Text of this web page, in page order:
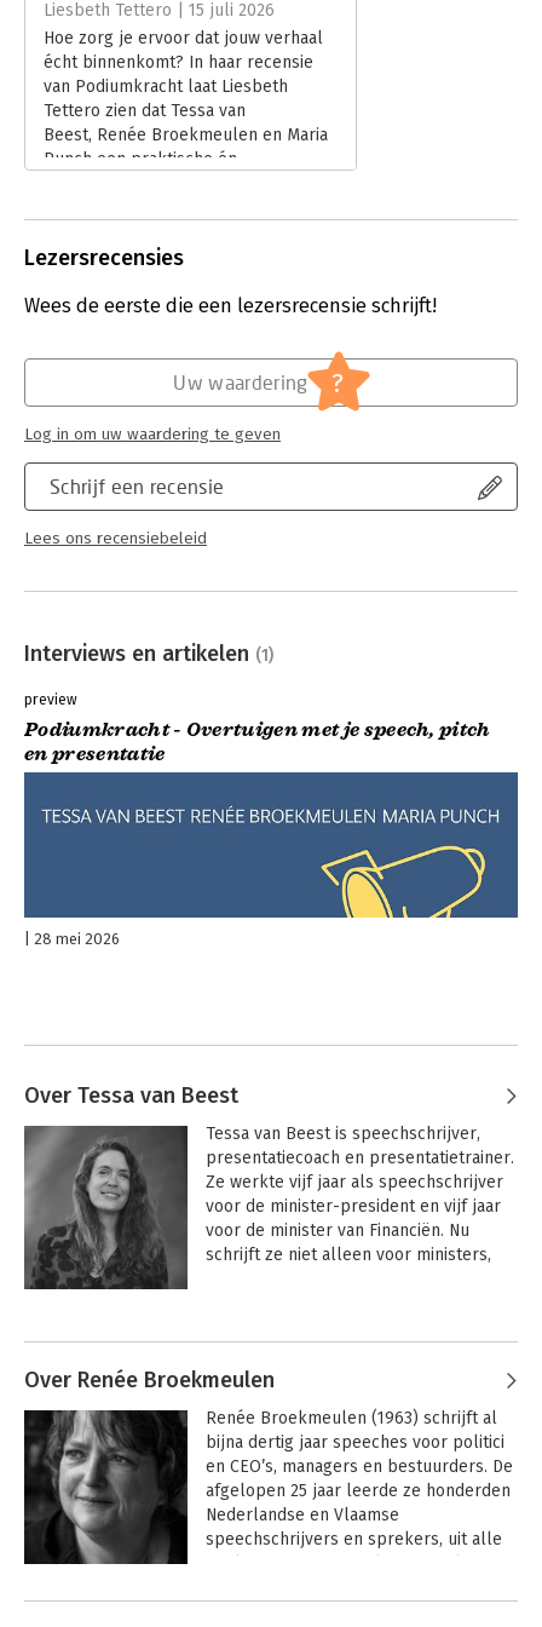
Hoofdrubriek: Algemeen management
Liesbeth Tettero | 15 juli 2026
Hoe zorg je ervoor dat jouw verhaal
écht binnenkomt? In haar recensie
van Podiumkracht laat Liesbeth
Tettero zien dat Tessa van
Beest, Renée Broekmeulen en Maria
Punch een praktische én
de vele voorbeelden en oefeningen
met meer zelfvertrouwen het podium
Lezersrecensies
Wees de eerste die een lezersrecensie schrijft!
Schrijf een recensie
Lees ons recensiebeleid
Uw waardering ?
Log in om uw waardering te geven
Interviews en artikelen (1)
preview
Podiumkracht - Overtuigen met je speech, pitch
en presentatie
28 mei 2026
Over Tessa van Beest
Tessa van Beest is speechschrijver,
presentatiecoach en presentatietrainer.
Ze werkte vijf jaar als speechschrijver
voor de minister-president en vijf jaar
voor de minister van Financiën. Nu
schrijft ze niet alleen voor ministers,
vele professionals op hun weg naar het
speechschrijvers om hun sprekers te
coachen bij hun presentatie. Ze is
juryvoorzitter van de Beste Junior
Klimaatspeech.
Over Renée Broekmeulen
Renée Broekmeulen (1963) schrijft al
bijna dertig jaar speeches voor politici
en CEO’s, managers en bestuurders. De
afgelopen 25 jaar leerde ze honderden
Nederlandse en Vlaamse
speechschrijvers en sprekers, uit alle